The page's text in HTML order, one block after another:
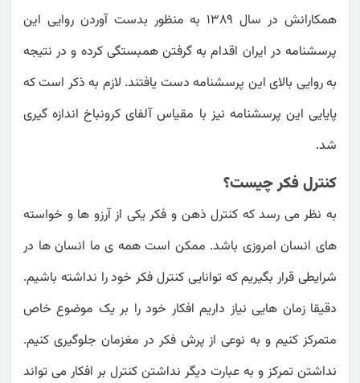
همکارانش در سال 1389 به منظور بدست آوردن روایی این
پرسشنامه در ایران اقدام به گرفتن همبستگی کرده و در نتیجه
به روایی بالای این پرسشنامه دست یافتند. لازم به ذکر است که
پایایی این پرسشنامه نیز با مقیاس آلفای کرونباخ اندازه گیری
شد.
کنترل فکر چیست؟
به نظر می رسد که کنترل ذهن و فکر یکی از آرزو ها و خواسته
های انسان امروزی باشد. ممکن است همه ی ما انسان ها در
شرایطی قرار بگیریم که توانایی کنترل فکر خود را نداشته باشیم.
دقیقا زمان هایی نیاز داریم افکار خود را بر یک موضوع خاص
متمرکز کنیم و به نوعی از پرش فکر در مغزمان جلوگیری کنیم.
نداشتن تمرکز و به عبارت دیگر نداشتن کنترل بر افکار می تواند